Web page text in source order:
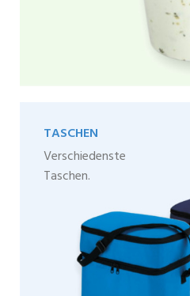
TASCHEN
Verschiedenste
Taschen.